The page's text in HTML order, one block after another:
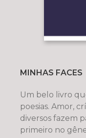
MINHAS FACES
Um belo livro
poesias. Amor,
diversos fazem
primeiro no